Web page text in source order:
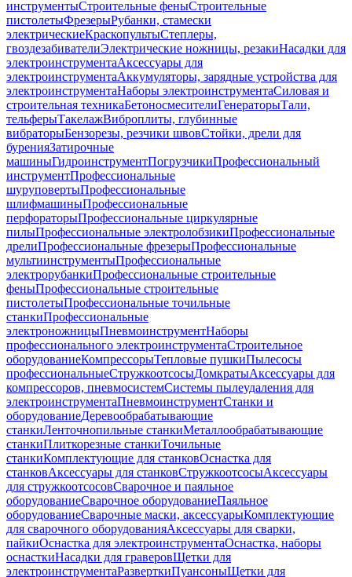
инструментыСтроительные феныСтроительные
пистолетыФрезерыРубанки, стамески
электрическиеКраскопультыСтеплеры,
гвоздезабивателиЭлектрические ножницы, резакиНасадки для
электроинструментаАксессуары для
электроинструментаАккумуляторы, зарядные устройства для
электроинструментаНаборы электроинструментаСиловая и
строительная техникаБетоносмесителиГенераторыТали,
тельферыТакелажВиброплиты, глубинные
вибраторыБензорезы, резчики швовСтойки, дрели для
буренияЗатирочные
машиныГидроинструментПогрузчикиПрофессиональный
инструментПрофессиональные
шуруповертыПрофессиональные
шлифмашиныПрофессиональные
перфораторыПрофессиональные циркулярные
пилыПрофессиональные электролобзикиПрофессиональные
дрелиПрофессиональные фрезерыПрофессиональные
мультиинструментыПрофессиональные
электрорубанкиПрофессиональные строительные
феныПрофессиональные строительные
пистолетыПрофессиональные точильные
станкиПрофессиональные
электроножницыПневмоинструментНаборы
профессионального электроинструментаСтроительное
оборудованиеКомпрессорыТепловые пушкиПылесосы
профессиональныеСтружкоотсосыДомкратыАксессуары для
компрессоров, пневмосистемСистемы пылеудаления для
электроинструментаПневмоинструментСтанки и
оборудованиеДеревообрабатывающие
станкиЛенточнопильные станкиМеталлообрабатывающие
станкиПлиткорезные станкиТочильные
станкиКомплектующие для станковОснастка для
станковАксессуары для станковСтружкоотсосыАксессуары
для стружкоотсосовСварочное и паяльное
оборудованиеСварочное оборудованиеПаяльное
оборудованиеСварочные маски, аксессуарыКомплектующие
для сварочного оборудованияАксессуары для сварки,
пайкиОснастка для электроинструментаОснастка, наборы
оснасткиНасадки для граверовЩетки для
электроинструментаРазверткиПуансоныЩетки для